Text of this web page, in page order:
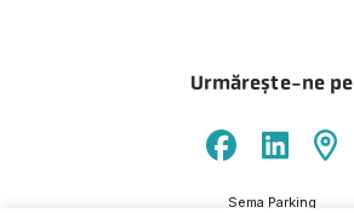
Urmărește-ne pe
Sema Parking